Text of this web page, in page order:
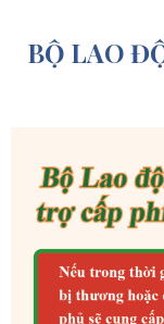
BỘ LAO